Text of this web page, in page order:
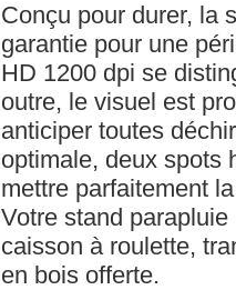
Conçu pour durer, la
garantie pour une
HD 1200 dpi se
outre, le visuel est
anticiper toutes
optimale, deux spots
mettre parfaitement
Votre stand
caisson à roulette,
en bois offerte.